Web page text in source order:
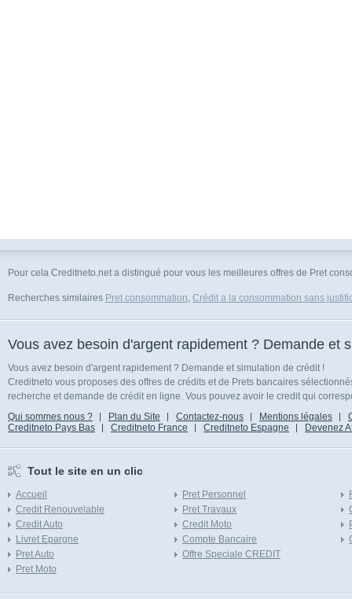
Pour cela Creditneto.net a distingué pour vous les meilleures offres de Pret
Recherches similaires Pret consommation, Crédit a la consommation sans
Vous avez besoin d'argent rapidement ? Demande et
Vous avez besoin d'argent rapidement ? Demande et simulation de crédit !
Creditneto vous proposes des offres de crédits et de Prets bancaires
recherche et demande de crédit en ligne. Vous pouvez avoir le credit qui
Qui sommes nous ?
Plan du Site Contactez-nous Mentions légales
Creditneto Pays Bas
Creditneto France Creditneto Espagne Devenez
Tout le site en un clic
Accueil
Credit Renouvelable
Credit Auto
Livret Epargne
Pret Auto
Pret Moto
Pret Personnel
Pret Travaux
Credit Moto
Compte Bancaire
Offre Speciale CREDIT